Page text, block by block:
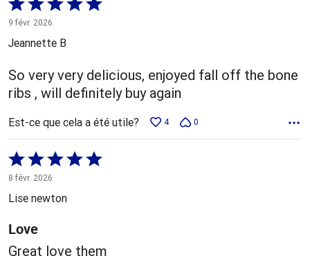
Coté
5 sur
5
9 févr. 2026
Jeannette B
So very very delicious, enjoyed fall off the bone
ribs , will definitely buy again
Est-ce que cela a été utile? 4 0
Coté
5 sur
5
8 févr. 2026
Lise newton
Love
Great love them